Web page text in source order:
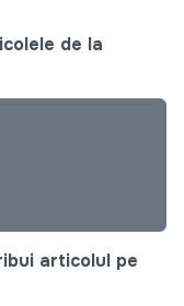
de la
articolul pe